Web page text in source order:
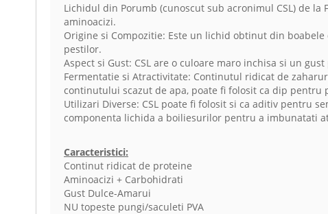
Lichidul din Porumb (cunoscut sub acronimul CSL) de
aminoacizi.
Origine si Compozitie: Este un lichid obtinut din
pestilor.
Aspect si Gust: CSL are o culoare maro inchisa si un
Fermentatie si Atractivitate: Continutul ridicat de
continutului scazut de apa, poate fi folosit ca dip pentru
Utilizari Diverse: CSL poate fi folosit si ca aditiv pentru
componenta lichida a boiliesurilor pentru a imbunatati
Caracteristici:
Continut ridicat de proteine
Aminoacizi + Carbohidrati
Gust Dulce-Amarui
NU topeste pungi/saculeti PVA